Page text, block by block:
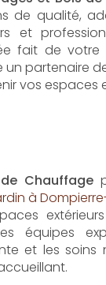
de qualité,
et
fait de votre
un partenaire
vos espaces